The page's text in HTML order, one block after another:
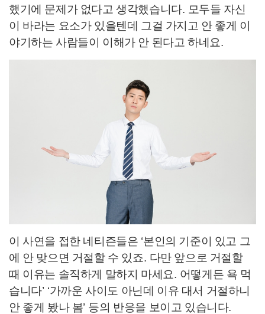
했기에 문제가 없다고 생각했습니다. 모두들 자신
이 바라는 요소가 있을텐데 그걸 가지고 안 좋게 이
야기하는 사람들이 이해가 안 된다고 하네요.
이 사연을 접한 네티즌들은 ‘본인의 기준이 있고 그
에 안 맞으면 거절할 수 있죠. 다만 앞으로 거절할
때 이유는 솔직하게 말하지 마세요. 어떻게든 욕 먹
습니다’ ‘가까운 사이도 아닌데 이유 대서 거절하니
안 좋게 봤나 봄’ 등의 반응을 보이고 있습니다.